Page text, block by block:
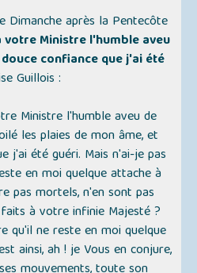
Dimanche après la Pentecôte
votre Ministre l'humble aveu
confiance que j'ai été
Guillois :
Ministre l'humble aveu de
les plaies de mon âme, et
j'ai été guéri. Mais n'ai-je pas
en moi quelque attache à
pas mortels, n'en sont pas
à votre infinie Majesté ?
qu'il ne reste en moi quelque
ainsi, ah ! je Vous en conjure,